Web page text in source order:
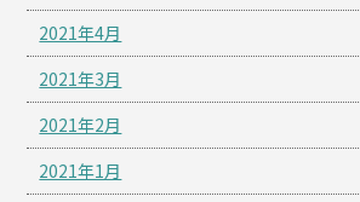
2021年4月
2021年3月
2021年2月
2021年1月